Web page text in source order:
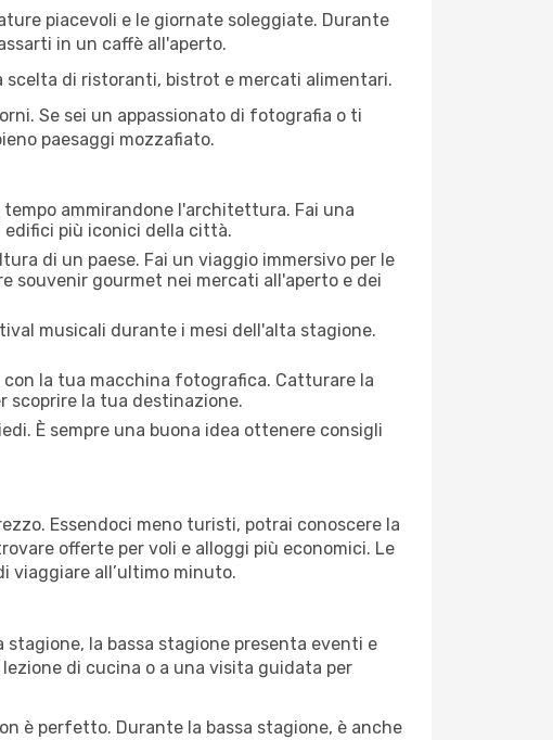
piacevoli e le giornate soleggiate. Durante
in un caffè all'aperto.
scelta di ristoranti, bistrot e mercati alimentari.
Se sei un appassionato di fotografia o ti
paesaggi mozzafiato.
ammirandone l'architettura. Fai una
più iconici della città.
di un paese. Fai un viaggio immersivo per le
souvenir gourmet nei mercati all'aperto e dei
musicali durante i mesi dell'alta stagione.
la tua macchina fotografica. Catturare la
scoprire la tua destinazione.
È sempre una buona idea ottenere consigli
Essendoci meno turisti, potrai conoscere la
offerte per voli e alloggi più economici. Le
viaggiare all’ultimo minuto.
la bassa stagione presenta eventi e
di cucina o a una visita guidata per
è perfetto. Durante la bassa stagione, è anche